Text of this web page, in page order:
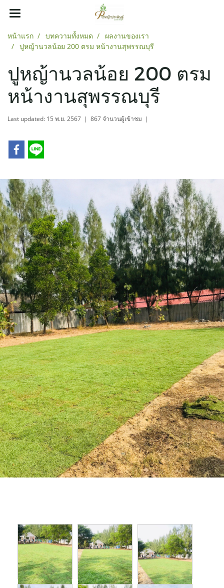
หน้าแรก บทความทั้งหมด
ผลงานของเรา
ปูหญ้านวลน้อย 200 ตรม หน้างานสุพรรณบุรี
ปูหญ้านวลน้อย 200 ตรม
หน้างานสุพรรณบุรี
Last updated: 15 พ.ย. 2567 | 867 จำนวนผู้เข้าชม |